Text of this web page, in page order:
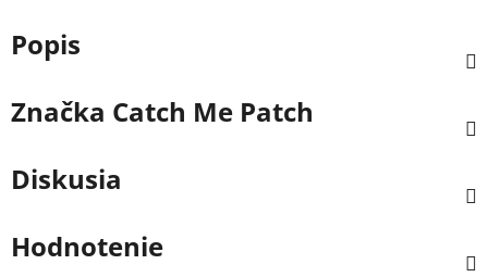
Popis
Značka Catch Me Patch
Diskusia
Hodnotenie